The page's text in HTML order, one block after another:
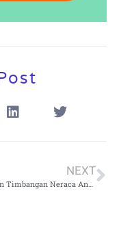
NEXT
Perbedaan Timbangan Neraca Analitik dan Neraca Ohaus: Mana yang Sesuai Kebutuhan Anda